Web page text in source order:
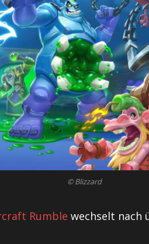
© Blizzard
Rumble wechselt nach